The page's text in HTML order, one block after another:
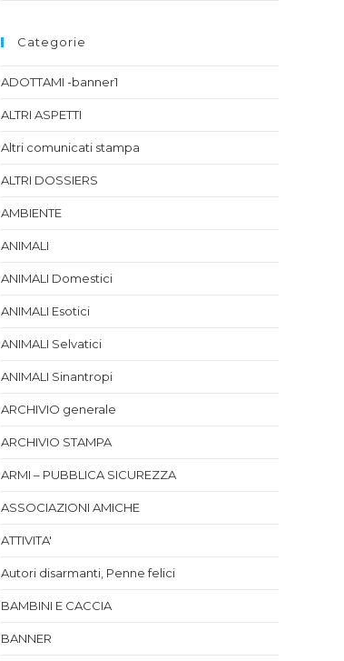
Categorie
ADOTTAMI -banner1
ALTRI ASPETTI
Altri comunicati stampa
ALTRI DOSSIERS
AMBIENTE
ANIMALI
ANIMALI Domestici
ANIMALI Esotici
ANIMALI Selvatici
ANIMALI Sinantropi
ARCHIVIO generale
ARCHIVIO STAMPA
ARMI – PUBBLICA SICUREZZA
ASSOCIAZIONI AMICHE
ATTIVITA'
Autori disarmanti, Penne felici
BAMBINI E CACCIA
BANNER